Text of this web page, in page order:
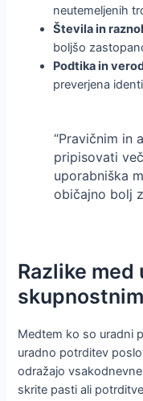
neutemeljenih
Števila in
boljšo
Podtika in
preverjena
“Pravičnim in
pripisovati
uporabniška
običajno bolj
Razlike med
Medtem ko so uradni
uradno potrditev
odražajo
skrite pasti ali